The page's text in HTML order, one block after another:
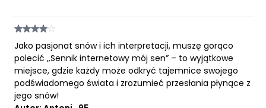
Jako pasjonat snów i ich interpretacji, muszę gorąco
polecić „Sennik internetowy mój sen” – to wyjątkowe
miejsce, gdzie każdy może odkryć tajemnice swojego
podświadomego świata i zrozumieć przesłania płynące z
jego snów!